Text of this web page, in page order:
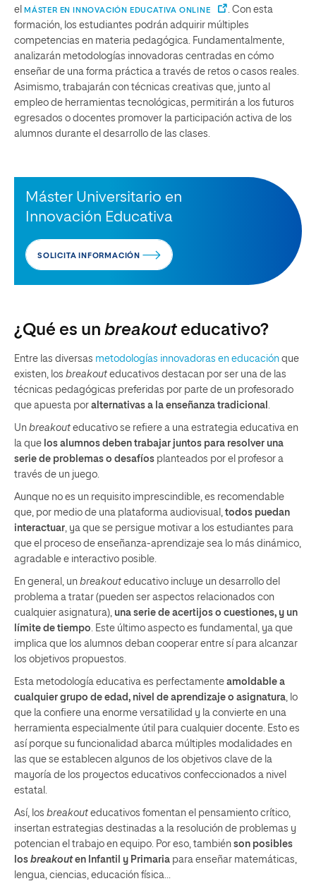
el
MÁSTER EN INNOVACIÓN EDUCATIVA ONLINE
. Con esta
formación, los estudiantes podrán adquirir múltiples
competencias en materia pedagógica. Fundamentalmente,
analizarán metodologías innovadoras centradas en cómo
enseñar de una forma práctica a través de retos o casos reales.
Asimismo, trabajarán con técnicas creativas que, junto al
empleo de herramientas tecnológicas, permitirán a los futuros
egresados o docentes promover la participación activa de los
alumnos durante el desarrollo de las clases.
Máster Universitario en
Innovación Educativa
SOLICITA INFORMACIÓN
¿Qué es un breakout educativo?
Entre las diversas metodologías innovadoras en educación que
existen, los breakout educativos destacan por ser una de las
técnicas pedagógicas preferidas por parte de un profesorado
que apuesta por alternativas a la enseñanza tradicional
Un breakout educativo se refiere a una estrategia educativa en
la que los alumnos deben trabajar juntos para resolver una
serie de problemas o desafíos planteados por el profesor a
través de un juego.
Aunque no es un requisito imprescindible, es recomendable
que, por medio de una plataforma audiovisual, todos puedan
interactuar , ya que se persigue motivar a los estudiantes para
que el proceso de enseñanza-aprendizaje sea lo más dinámico,
agradable e interactivo posible.
En general, un breakout educativo incluye un desarrollo del
problema a tratar (pueden ser aspectos relacionados con
cualquier asignatura), una serie de acertijos o cuestiones, y un
límite de tiempo . Este último aspecto es fundamental, ya que
implica que los alumnos deban cooperar entre sí para alcanzar
los objetivos propuestos.
Esta metodología educativa es perfectamente amoldable a
cualquier grupo de edad, nivel de aprendizaje o asignatura , lo
que la confiere una enorme versatilidad y la convierte en una
herramienta especialmente útil para cualquier docente. Esto es
así porque su funcionalidad abarca múltiples modalidades en
las que se establecen algunos de los objetivos clave de la
mayoría de los proyectos educativos confeccionados a nivel
estatal.
Así, los breakout educativos fomentan el pensamiento crítico,
insertan estrategias destinadas a la resolución de problemas y
potencian el trabajo en equipo. Por eso, también son posibles
los breakouten Infantil y Primaria para enseñar matemáticas,
lengua, ciencias, educación física…